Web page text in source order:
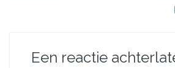
Een reactie